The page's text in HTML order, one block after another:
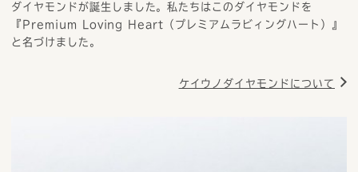
ダイヤモンドが誕生しました。私たちはこのダイヤモンドを
『Premium Loving Heart（プレミアムラビィングハート）』
と名づけました。
ケイウノダイヤモンドについて